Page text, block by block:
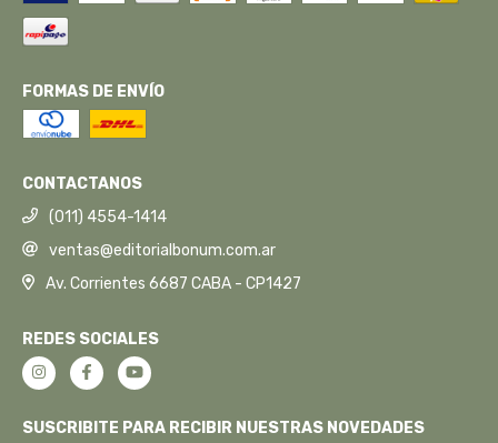
FORMAS DE ENVÍO
CONTACTANOS
(011) 4554-1414
ventas@editorialbonum.com.ar
Av. Corrientes 6687 CABA - CP1427
REDES SOCIALES
SUSCRIBITE PARA RECIBIR NUESTRAS NOVEDADES